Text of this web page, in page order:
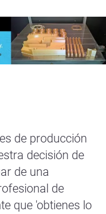
de producción
decisión de
de una
de
que 'obtienes lo